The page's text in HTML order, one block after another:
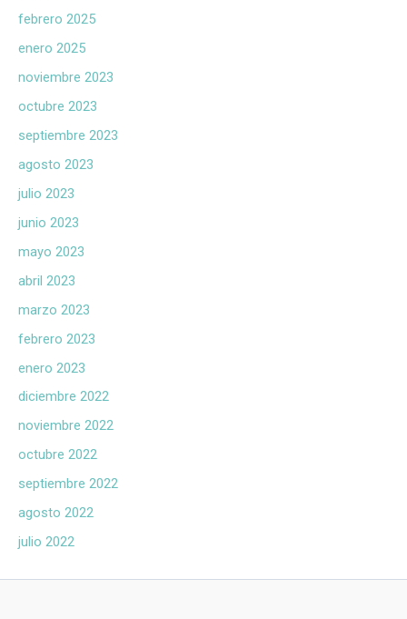
febrero 2025
enero 2025
noviembre 2023
octubre 2023
septiembre 2023
agosto 2023
julio 2023
junio 2023
mayo 2023
abril 2023
marzo 2023
febrero 2023
enero 2023
diciembre 2022
noviembre 2022
octubre 2022
septiembre 2022
agosto 2022
julio 2022